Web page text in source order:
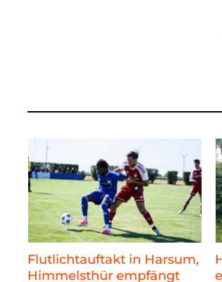
Flutlichtauftakt in Harsum,
Himmelsthür empfängt